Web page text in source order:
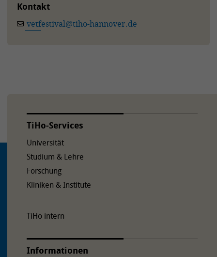
Kontakt
vetfestival@tiho-hannover.de
TiHo-Services
Universität
Studium & Lehre
Forschung
Kliniken & Institute
TiHo intern
Informationen